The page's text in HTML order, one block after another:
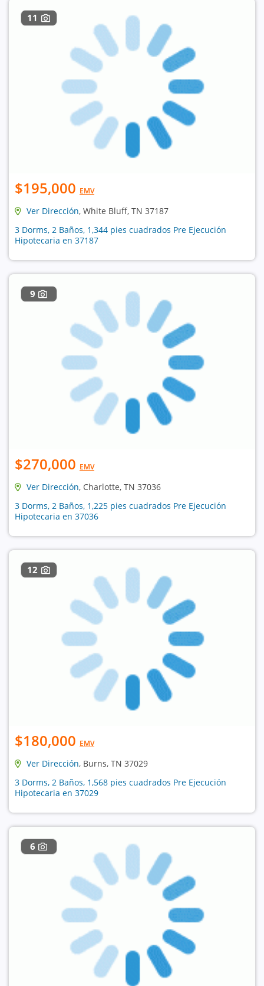
11
$195,000 EMV
Ver Dirección, White Bluff, TN 37187
3 Dorms, 2 Baños, 1,344 pies cuadrados Pre Ejecución
Hipotecaria en 37187
9
$270,000 EMV
Ver Dirección, Charlotte, TN 37036
3 Dorms, 2 Baños, 1,225 pies cuadrados Pre Ejecución
Hipotecaria en 37036
12
$180,000 EMV
Ver Dirección, Burns, TN 37029
3 Dorms, 2 Baños, 1,568 pies cuadrados Pre Ejecución
Hipotecaria en 37029
6